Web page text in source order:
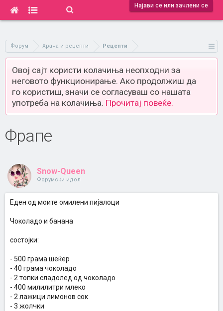
Најави се или зачлени се
Форум Храна и рецепти Рецепти
Овој сајт користи колачиња неопходни за
неговото функционирање. Ако продолжиш да
го користиш, значи се согласуваш со нашата
употреба на колачиња. Прочитај повеќе.
Фрапе
Snow-Queen
Форумски идол
Еден од моите омилени пијалоци
Чоколадо и банана
состојки:
- 500 грама шеќер
- 40 грама чоколадо
- 2 топки сладолед од чоколадо
- 400 милилитри млеко
- 2 лажици лимонов сок
- 3 жолчки